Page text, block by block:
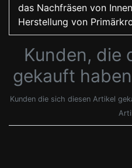
das Nachfräsen von
Herstellung von
Kunden, die
gekauft
Kunden die sich diesen Artikel